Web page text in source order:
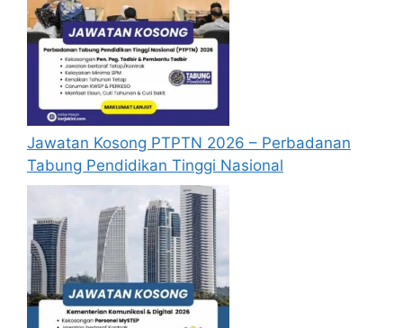
kemaskini maklumat anda yang telah
didaftarkan. Permohonan yang tidak
menerima sebarang jawapan selepas
bulandari tarikh iklan ditutup hendaklah
menganggap permohonan mereka tidak
berjaya.
Mohon Online
Jawatan Kosong PTPTN 2026 – Perbadanan
Tabung Pendidikan Tinggi Nasional